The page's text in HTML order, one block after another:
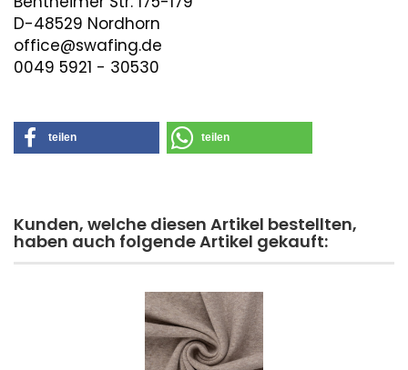
D-48529 Nordhorn
office@swafing.de
0049 5921 - 30530
teilen teilen
Kunden, welche diesen Artikel bestellten,
haben auch folgende Artikel gekauft: